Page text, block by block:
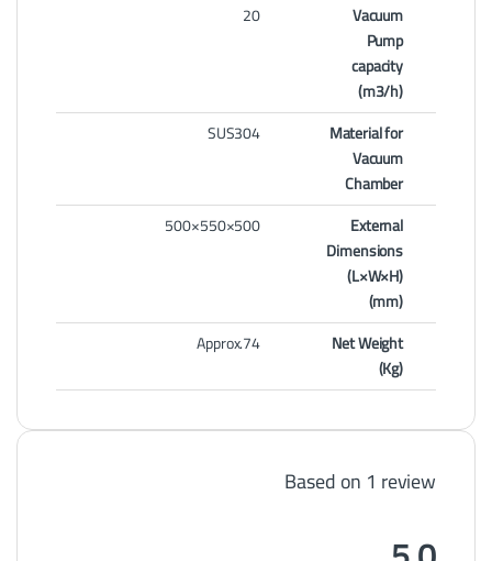
Vacuum
Pump
capacity
(m3/h)
20
Material for
Vacuum
Chamber
SUS304
External
Dimensions
(L×W×H)
(mm)
500×550×500
Net Weight
(Kg)
Approx.74
Based on 1 review